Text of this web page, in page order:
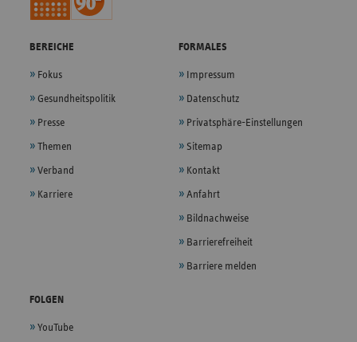
BEREICHE
Fokus
Gesundheitspolitik
Presse
Themen
Verband
Karriere
FORMALES
Impressum
Datenschutz
Privatsphäre-Einstellungen
Sitemap
Kontakt
Anfahrt
Bildnachweise
Barrierefreiheit
Barriere melden
FOLGEN
YouTube